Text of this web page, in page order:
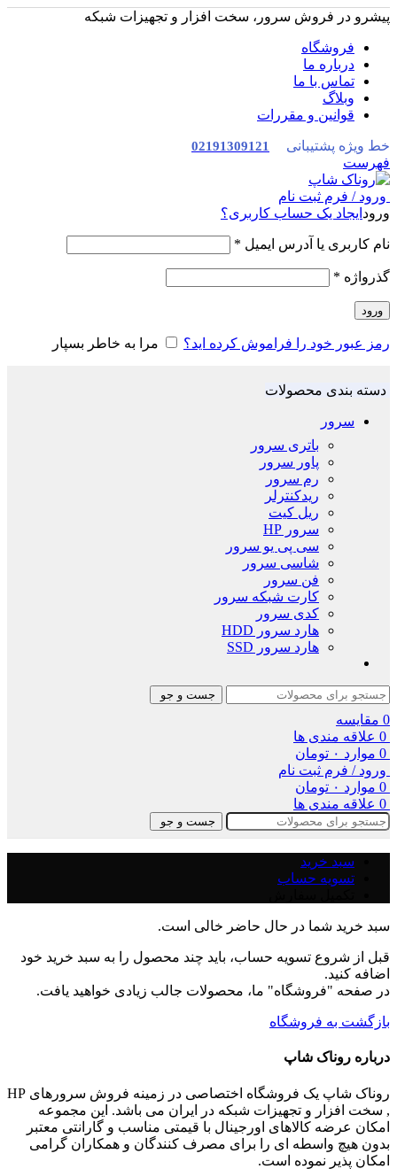
پیشرو در فروش سرور، سخت افزار و تجهیزات شبکه
فروشگاه
درباره ما
تماس با ما
وبلاگ
قوانین و مقررات
خط ویژه پشتیبانی 02191309121
فهرست
ورود / فرم ثبت نام
ورود ایجاد یک حساب کاربری؟
نام کاربری یا آدرس ایمیل *
گذرواژه *
ورود
رمز عبور خود را فراموش کرده اید؟ مرا به خاطر بسپار
دسته بندی محصولات
سرور
باتری سرور
پاور سرور
رم سرور
ریدکنترلر
ریل کیت
سرور HP
سی پی یو سرور
شاسی سرور
فن سرور
کارت شبکه سرور
کدی سرور
هارد سرور HDD
هارد سرور SSD
جست و جو
0 مقایسه
0 علاقه مندی ها
0 موارد ۰ تومان
ورود / فرم ثبت نام
0 موارد ۰ تومان
0 علاقه مندی ها
جست و جو
سبد خرید
تسویه حساب
سبد خرید شما در حال حاضر خالی است.
قبل از شروع تسویه حساب، باید چند محصول را به سبد خرید خود
اضافه کنید.
در صفحه "فروشگاه" ما، محصولات جالب زیادی خواهید یافت.
بازگشت به فروشگاه
درباره روناک شاپ
روناک شاپ یک فروشگاه اختصاصی در زمینه فروش سرورهای HP
, سخت افزار و تجهیزات شبکه در ایران می باشد. این مجموعه
امکان عرضه کالاهای اورجینال با قیمتی مناسب و گارانتی معتبر
بدون هیچ واسطه ای را برای مصرف کنندگان و همکاران گرامی
امکان پذیر نموده است.